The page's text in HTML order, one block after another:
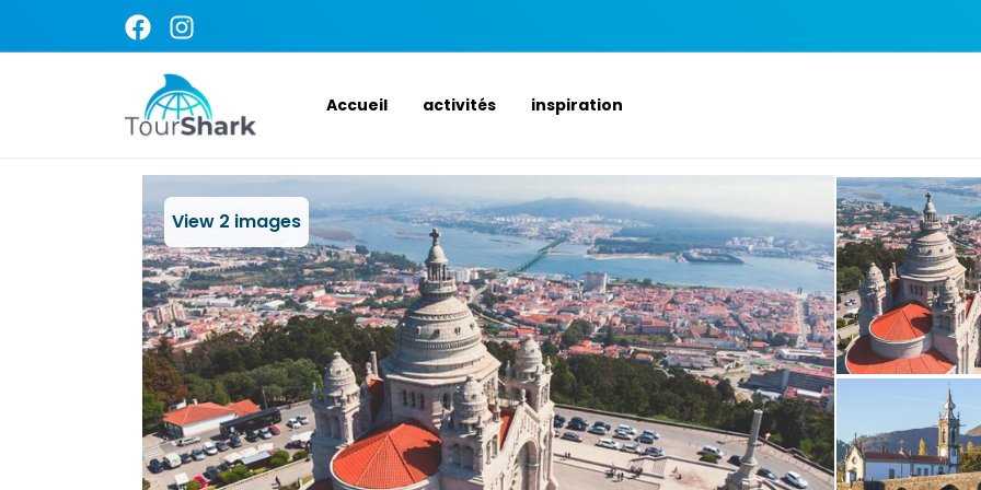
Accueil activités inspiration
View 2 images